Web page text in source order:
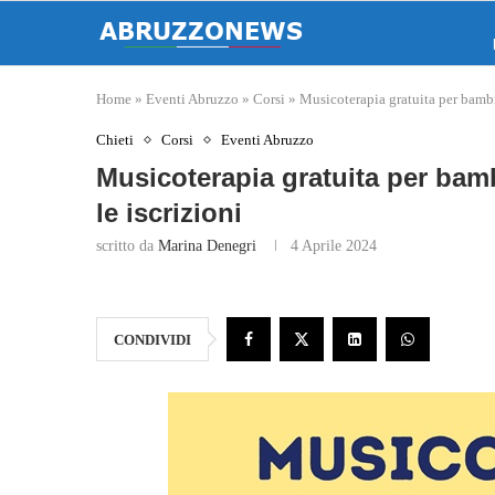
Home » Eventi Abruzzo » Corsi » Musicoterapia gratuita per
Chieti Corsi Eventi Abruzzo
Musicoterapia gratuita per
le iscrizioni
scritto da Marina Denegri 4 Aprile 2024
CONDIVIDI